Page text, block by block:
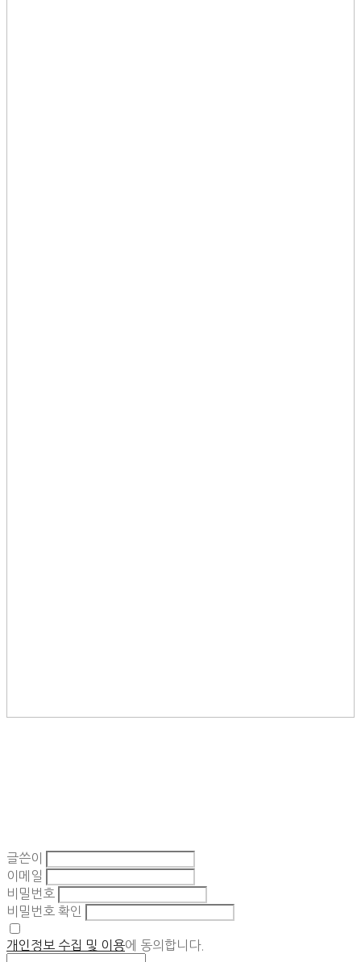
글쓴이
이메일
비밀번호
비밀번호 확인
개인정보 수집 및 이용에 동의합니다.